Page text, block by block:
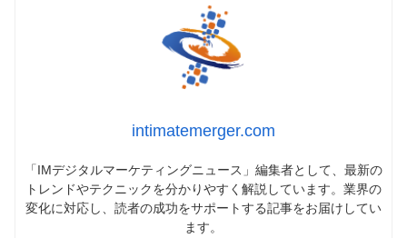
intimatemerger.com
「IMデジタルマーケティングニュース」編集者として、最新の
トレンドやテクニックを分かりやすく解説しています。業界の
変化に対応し、読者の成功をサポートする記事をお届けしてい
ます。